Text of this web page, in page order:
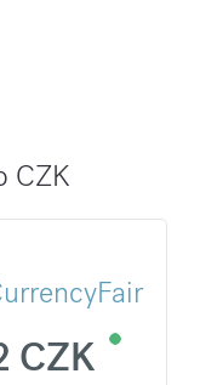
CZK
CZK